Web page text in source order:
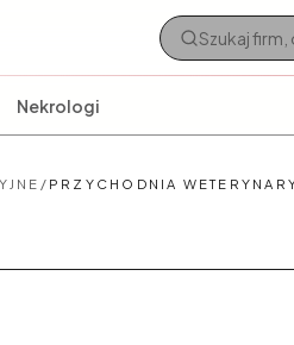
Nekrologi
/ PRZYCHODNIA